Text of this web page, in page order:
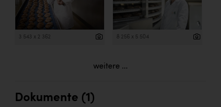
3 543 x 2 362 8 256 x 5 504
weitere ...
Dokumente (1)